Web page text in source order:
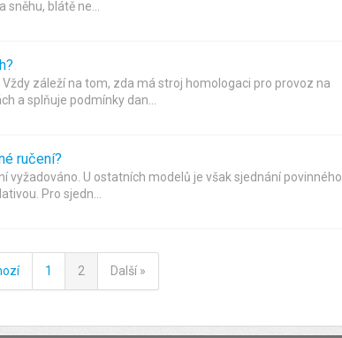
blátě ne...
záleží na tom, zda má stroj homologaci pro provoz na
a splňuje podmínky dan...
ručení?
vyžadováno. U ostatních modelů je však sjednání povinného
Pro sjedn...
1 2 Další »